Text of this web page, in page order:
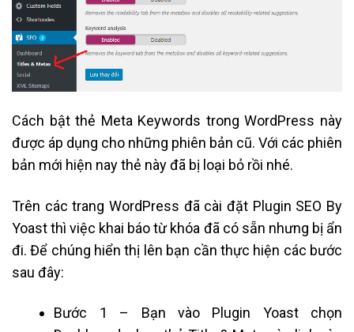
Cách bật thẻ Meta Keywords trong WordPress này
được áp dụng cho những phiên bản cũ. Với các phiên
bản mới hiện nay thẻ này đã bị loại bỏ rồi nhé.
Trên các trang WordPress đã cài đặt Plugin SEO By
Yoast thì việc khai báo từ khóa đã có sẵn nhưng bị ẩn
đi. Để chúng hiển thị lên bạn cần thực hiện các bước
sau đây:
Bước 1 – Bạn vào Plugin Yoast chọn